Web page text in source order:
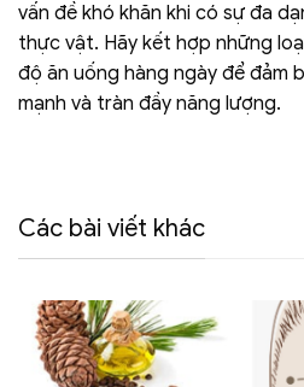
vấn đề khó khăn khi có sự đa
thực vật. Hãy kết hợp những
độ ăn uống hàng ngày để đảm
mạnh và tràn đầy năng lượng.
Các bài viết khác